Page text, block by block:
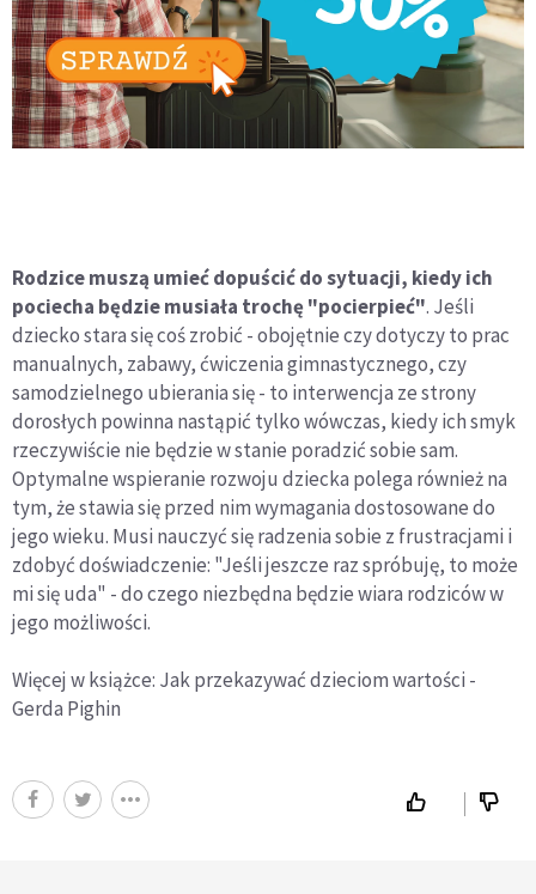
Rodzice muszą umieć dopuścić do sytuacji, kiedy ich
pociecha będzie musiała trochę "pocierpieć". Jeśli
dziecko stara się coś zrobić - obojętnie czy dotyczy to prac
manualnych, zabawy, ćwiczenia gimnastycznego, czy
samodzielnego ubierania się - to interwencja ze strony
dorosłych powinna nastąpić tylko wówczas, kiedy ich smyk
rzeczywiście nie będzie w stanie poradzić sobie sam.
Optymalne wspieranie rozwoju dziecka polega również na
tym, że stawia się przed nim wymagania dostosowane do
jego wieku. Musi nauczyć się radzenia sobie z frustracjami i
zdobyć doświadczenie: "Jeśli jeszcze raz spróbuję, to może
mi się uda" - do czego niezbędna będzie wiara rodziców w
jego możliwości.
Więcej w książce: Jak przekazywać dzieciom wartości -
Gerda Pighin